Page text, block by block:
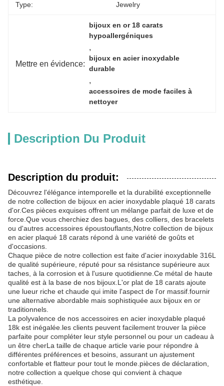
Type: Jewelry
Mettre en évidence:
bijoux en or 18 carats
hypoallergéniques
,
bijoux en acier inoxydable
durable
,
accessoires de mode faciles à
nettoyer
Description Du Produit
Description du produit:
Découvrez l'élégance intemporelle et la durabilité exceptionnelle
de notre collection de bijoux en acier inoxydable plaqué 18 carats
d'or.Ces pièces exquises offrent un mélange parfait de luxe et de
force.Que vous cherchiez des bagues, des colliers, des bracelets
ou d'autres accessoires époustouflants,Notre collection de bijoux
en acier plaqué 18 carats répond à une variété de goûts et
d'occasions.
Chaque pièce de notre collection est faite d'acier inoxydable 316L
de qualité supérieure, réputé pour sa résistance supérieure aux
taches, à la corrosion et à l'usure quotidienne.Ce métal de haute
qualité est à la base de nos bijoux.L'or plat de 18 carats ajoute
une lueur riche et chaude qui imite l'aspect de l'or massif.fournir
une alternative abordable mais sophistiquée aux bijoux en or
traditionnels.
La polyvalence de nos accessoires en acier inoxydable plaqué
18k est inégalée.les clients peuvent facilement trouver la pièce
parfaite pour compléter leur style personnel ou pour un cadeau à
un être cherLa taille de chaque article varie pour répondre à
différentes préférences et besoins, assurant un ajustement
confortable et flatteur pour tout le monde.pièces de déclaration,
notre collection a quelque chose qui convient à chaque
esthétique.